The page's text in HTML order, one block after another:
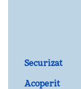
Securizat
Acoperit